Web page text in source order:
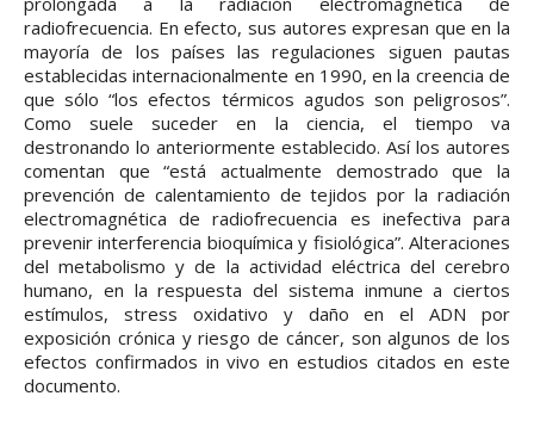
radiofrecuencia. En efecto, sus autores expresan que en la
mayoría de los países las regulaciones siguen pautas
establecidas internacionalmente en 1990, en la creencia de
que sólo “los efectos térmicos agudos son peligrosos”.
Como suele suceder en la ciencia, el tiempo va
destronando lo anteriormente establecido. Así los autores
comentan que “está actualmente demostrado que la
prevención de calentamiento de tejidos por la radiación
electromagnética de radiofrecuencia es inefectiva para
prevenir interferencia bioquímica y fisiológica”. Alteraciones
del metabolismo y de la actividad eléctrica del cerebro
humano, en la respuesta del sistema inmune a ciertos
estímulos, stress oxidativo y daño en el ADN por
exposición crónica y riesgo de cáncer, son algunos de los
efectos confirmados in vivo en estudios citados en este
documento.